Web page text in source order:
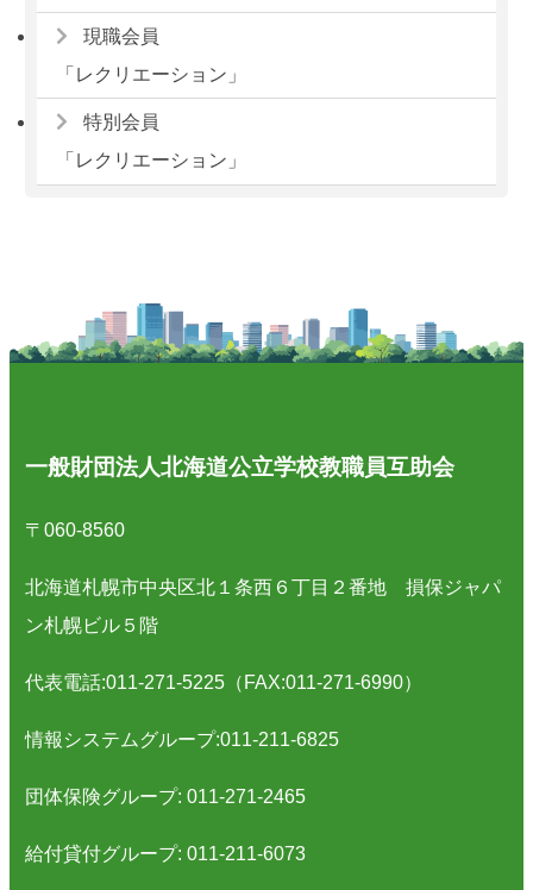
現職会員
「レクリエーション」
特別会員
「レクリエーション」
一般財団法人北海道公立学校教職員互助会
〒060-8560
北海道札幌市中央区北１条西６丁目２番地 損保ジャパ
ン札幌ビル５階
代表電話:011-271-5225（FAX:011-271-6990）
情報システムグループ:011-211-6825
団体保険グループ: 011-271-2465
給付貸付グループ: 011-211-6073